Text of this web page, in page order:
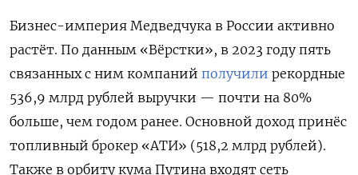
Бизнес-империя Медведчука в России активно
растёт. По данным «Вёрстки», в 2023 году пять
связанных с ним компаний получили рекордные
536,9 млрд рублей выручки — почти на 80%
больше, чем годом ранее. Основной доход принёс
топливный брокер «АТИ» (518,2 млрд рублей).
Также в орбиту кума Путина входят сеть